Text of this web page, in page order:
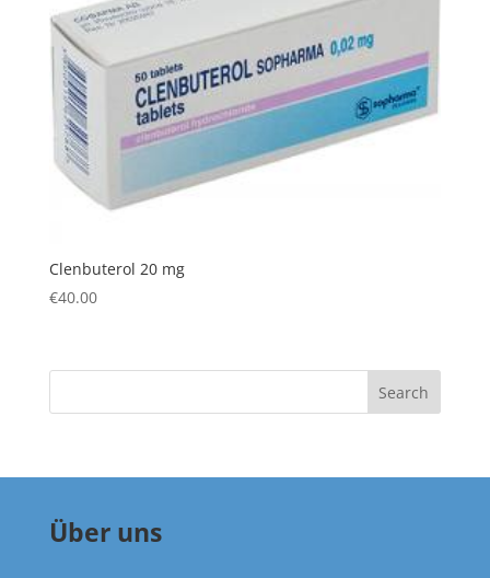
Clenbuterol 20 mg
€40.00
Search
Über uns